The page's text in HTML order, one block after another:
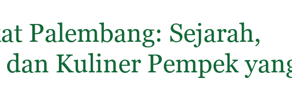
Palembang: Sejarah,
Kuliner Pempek